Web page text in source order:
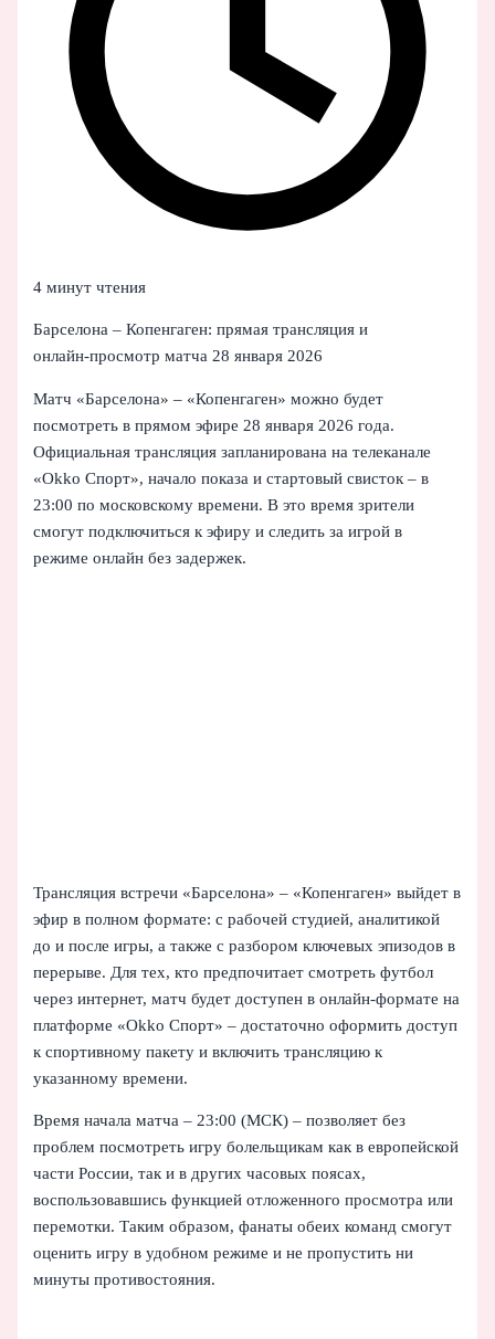
4 минут чтения
Барселона – Копенгаген: прямая трансляция и
онлайн‑просмотр матча 28 января 2026
Матч «Барселона» – «Копенгаген» можно будет
посмотреть в прямом эфире 28 января 2026 года.
Официальная трансляция запланирована на телеканале
«Okko Спорт», начало показа и стартовый свисток – в
23:00 по московскому времени. В это время зрители
смогут подключиться к эфиру и следить за игрой в
режиме онлайн без задержек.
Трансляция встречи «Барселона» – «Копенгаген» выйдет в
эфир в полном формате: с рабочей студией, аналитикой
до и после игры, а также с разбором ключевых эпизодов в
перерыве. Для тех, кто предпочитает смотреть футбол
через интернет, матч будет доступен в онлайн‑формате на
платформе «Okko Спорт» – достаточно оформить доступ
к спортивному пакету и включить трансляцию к
указанному времени.
Время начала матча – 23:00 (МСК) – позволяет без
проблем посмотреть игру болельщикам как в европейской
части России, так и в других часовых поясах,
воспользовавшись функцией отложенного просмотра или
перемотки. Таким образом, фанаты обеих команд смогут
оценить игру в удобном режиме и не пропустить ни
минуты противостояния.